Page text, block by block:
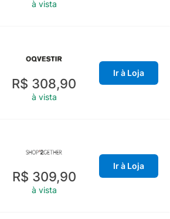
à vista
R$ 308,90
à vista
Ir à Loja
R$ 309,90
à vista
Ir à Loja